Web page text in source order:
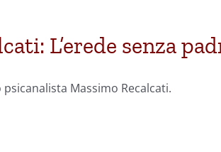
L’erede senza
Massimo Recalcati.